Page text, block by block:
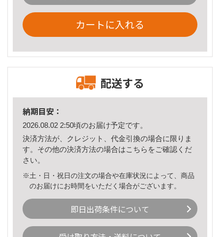
カートに入れる
配送する
納期目安：
2026.08.02 2:50頃のお届け予定です。
決済方法が、クレジット、代金引換の場合に限りま
す。その他の決済方法の場合はこちら をご確認くだ
さい。
※土・日・祝日の注文の場合や在庫状況によって、商品
のお届けにお時間をいただく場合がございます。
即日出荷条件について